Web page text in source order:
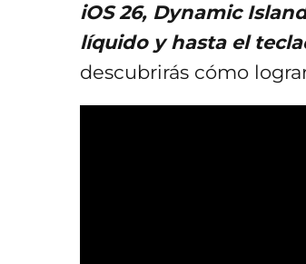
iOS 26, Dynamic
líquido y hasta el
descubrirás cómo